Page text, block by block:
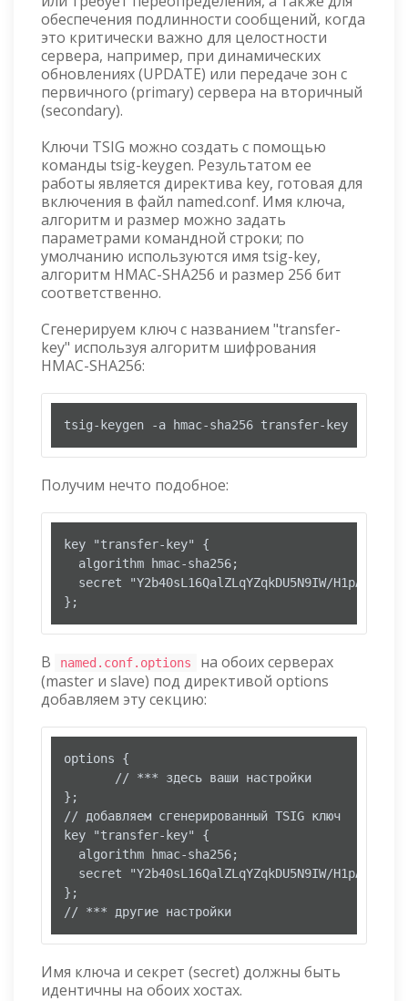
обеспечения подлинности сообщений, когда
это критически важно для целостности
сервера, например, при динамических
обновлениях (UPDATE) или передаче зон с
первичного (primary) сервера на вторичный
(secondary).
Ключи TSIG можно создать с помощью
команды tsig-keygen. Результатом ее
работы является директива key, готовая для
включения в файл named.conf. Имя ключа,
алгоритм и размер можно задать
параметрами командной строки; по
умолчанию используются имя tsig-key,
алгоритм HMAC-SHA256 и размер 256 бит
соответственно.
Сгенерируем ключ с названием "transfer-
key" используя алгоритм шифрования
HMAC-SHA256:
tsig-keygen -a hmac-sha256 transfer-key
Получим нечто подобное:
key "transfer-key" {
  algorithm hmac-sha256;
secret "Y2b40sL16QalZLqYZqkDU5N9IW/
};
В named.conf.options
на обоих серверах
(master и slave) под директивой options
добавляем эту секцию:
options {
       // *** здесь ваши настройки
};
// добавляем сгенерированный TSIG ключ
key "transfer-key" {
  algorithm hmac-sha256;
secret "Y2b40sL16QalZLqYZqkDU5N9IW/
};
// *** другие настройки
Имя ключа и секрет (secret) должны быть
идентичны на обоих хостах.